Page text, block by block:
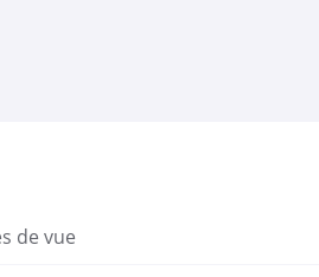
nos propositions commerciales à
de vue